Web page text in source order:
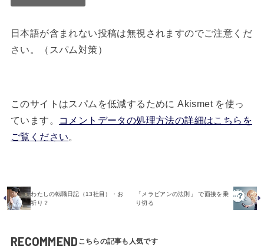
日本語が含まれない投稿は無視されますのでご注意くだ
さい。（スパム対策）
このサイトはスパムを低減するために Akismet を使っ
ています。
コメントデータの処理方法の詳細はこちらを
ご覧ください。
わたしの転職日記（13社目）・お
祈り？
「メラビアンの法則」 で面接を乗
り切る
RECOMMEND